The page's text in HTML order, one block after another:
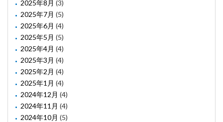
2025年8月 (3)
2025年7月 (5)
2025年6月 (4)
2025年5月 (5)
2025年4月 (4)
2025年3月 (4)
2025年2月 (4)
2025年1月 (4)
2024年12月 (4)
2024年11月 (4)
2024年10月 (5)